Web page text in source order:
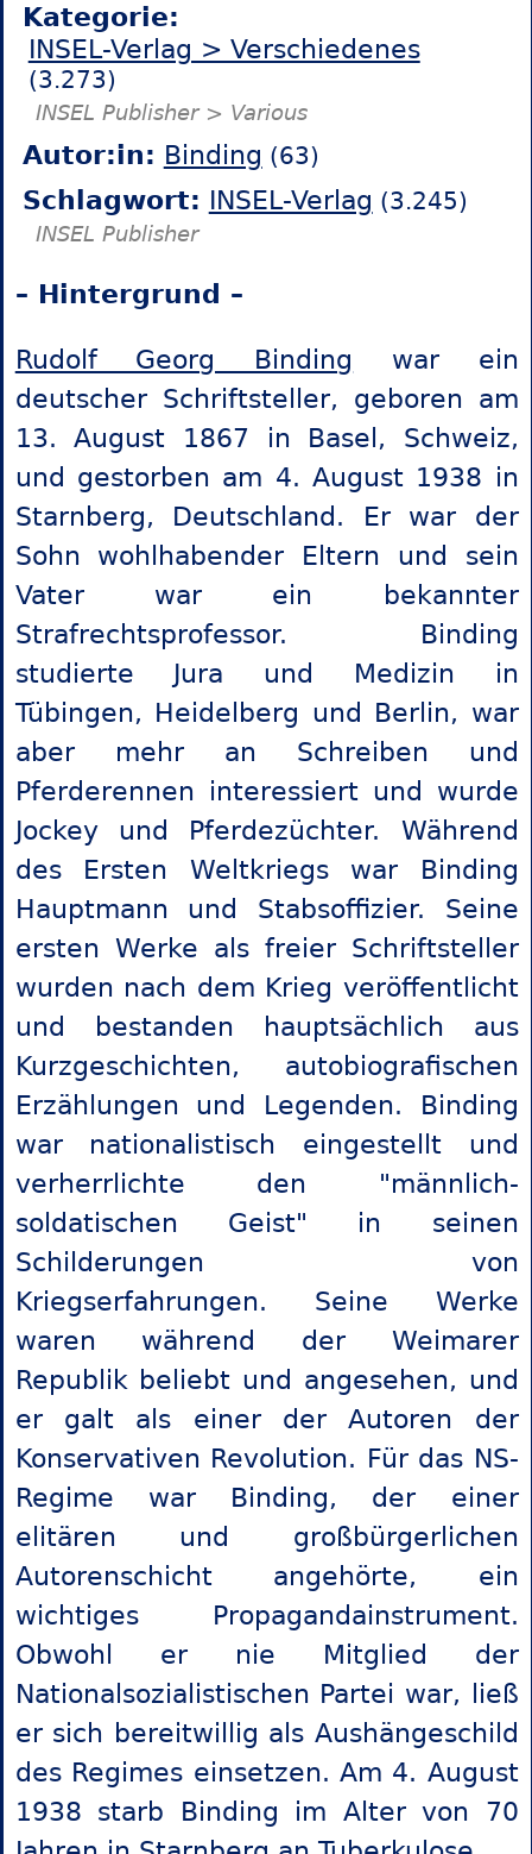
Kategorie:
INSEL-Verlag > Verschiedenes
(3.273)
INSEL Publisher > Various
Autor:in: Binding (63)
Schlagwort: INSEL-Verlag (3.245)
INSEL Publisher
– Hintergrund –
Rudolf Georg Binding war ein
deutscher Schriftsteller, geboren am
13. August 1867 in Basel, Schweiz,
und gestorben am 4. August 1938 in
Starnberg, Deutschland. Er war der
Sohn wohlhabender Eltern und sein
Vater war ein bekannter
Strafrechtsprofessor. Binding
studierte Jura und Medizin in
Tübingen, Heidelberg und Berlin, war
aber mehr an Schreiben und
Pferderennen interessiert und wurde
Jockey und Pferdezüchter. Während
des Ersten Weltkriegs war Binding
Hauptmann und Stabsoffizier. Seine
ersten Werke als freier Schriftsteller
wurden nach dem Krieg veröffentlicht
und bestanden hauptsächlich aus
Kurzgeschichten, autobiografischen
Erzählungen und Legenden. Binding
war nationalistisch eingestellt und
verherrlichte den "männlich-
soldatischen Geist" in seinen
Schilderungen von
Kriegserfahrungen. Seine Werke
waren während der Weimarer
Republik beliebt und angesehen, und
er galt als einer der Autoren der
Konservativen Revolution. Für das NS-
Regime war Binding, der einer
elitären und großbürgerlichen
Autorenschicht angehörte, ein
wichtiges Propagandainstrument.
Obwohl er nie Mitglied der
Nationalsozialistischen Partei war, ließ
er sich bereitwillig als Aushängeschild
des Regimes einsetzen. Am 4. August
1938 starb Binding im Alter von 70